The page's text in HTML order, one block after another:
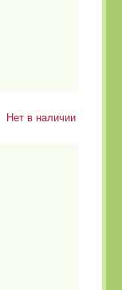
Нет в наличии